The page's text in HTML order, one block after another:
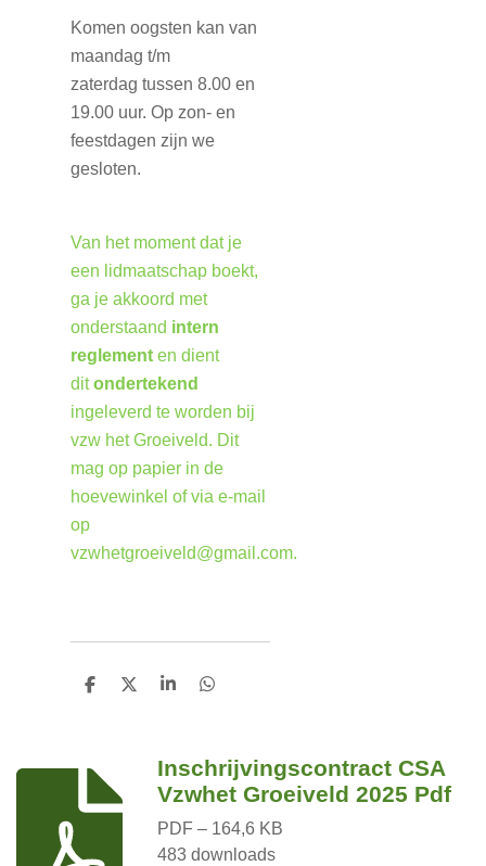
Komen oogsten kan van
maandag t/m
zaterdag tussen 8.00 en
19.00 uur. Op zon- en
feestdagen zijn we
gesloten.
Van het moment dat je
een lidmaatschap boekt,
ga je akkoord met
onderstaand intern
reglement en dient
ditondertekend
ingeleverd te worden bij
vzw het Groeiveld. Dit
mag op papier in de
hoevewinkel of via e-mail
op
vzwhetgroeiveld@gmail.com.
D
D
S
e
D
n
Inschrijvingscontract CSA
Vzwhet Groeiveld 2025 Pdf
PDF – 164,6 KB
483 downloads